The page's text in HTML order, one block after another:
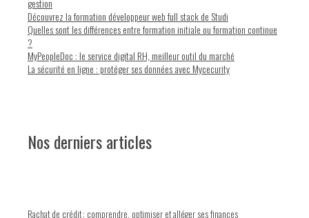
gestion
Découvrez la formation développeur web full stack de Studi
Quelles sont les différences entre formation initiale ou formation continue
?
MyPeopleDoc : le service digital RH, meilleur outil du marché
La sécurité en ligne : protéger ses données avec Mycecurity
Nos derniers articles
Rachat de crédit : comprendre, optimiser et alléger ses finances